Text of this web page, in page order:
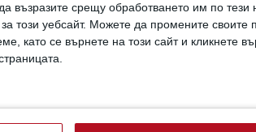
възразите срещу обработването им по тези
този уебсайт. Можете да промените своите
като се върнете на този сайт и кликнете